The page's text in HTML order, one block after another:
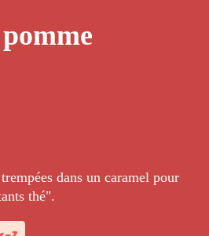
dans un caramel pour
thé".